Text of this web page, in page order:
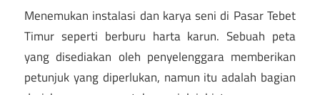
Menemukan instalasi dan karya seni di Pasar Tebet
Timur seperti berburu harta karun. Sebuah peta
yang disediakan oleh penyelenggara memberikan
petunjuk yang diperlukan, namun itu adalah bagian